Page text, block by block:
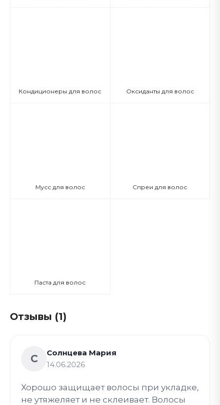
Кондиционеры для волос Оксиданты для волос
Мусс для волос Спреи для волос
Паста для волос
Отзывы (1)
С
Солнцева Мария
14.06.2026
Хорошо защищает волосы при укладке,
не утяжеляет и не склеивает. Волосы